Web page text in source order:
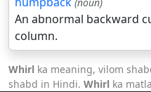
An abnormal backward
column.
Whirl ka meaning, vilom
shabd in Hindi. Whirl ka